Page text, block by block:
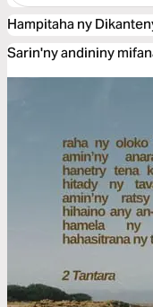
Hampitaha ny
Sarin'ny andininy